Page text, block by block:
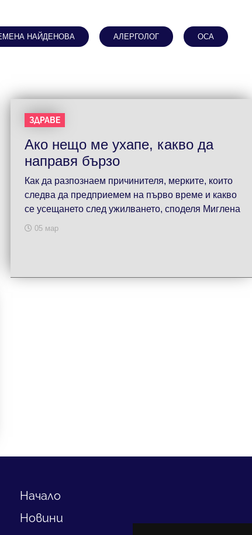
НАЙДЕНОВА АЛЕРГОЛОГ ОСА
ЗДРАВЕ
Ако нещо ме ухапе, какво да
направя бързо
Как да разпознаем причинителя, мерките, които
следва да предприемем на първо време и какво
се усещането след ужилването, споделя Миглена
05 мар
Начало
Новини